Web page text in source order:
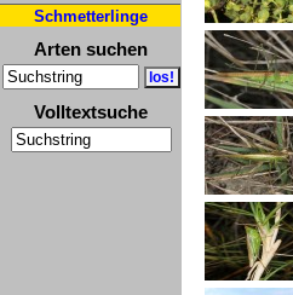
Schmetterlinge
Arten suchen
Volltextsuche